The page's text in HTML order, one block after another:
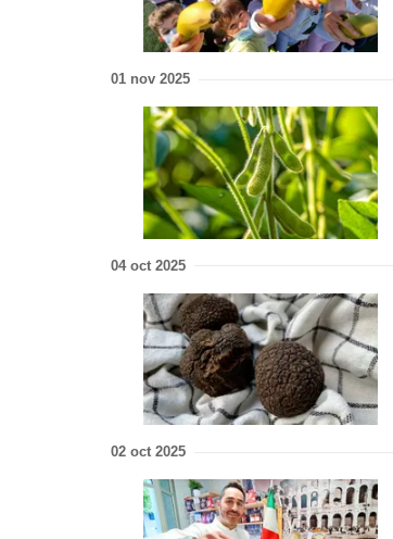
01 nov 2025
04 oct 2025
02 oct 2025